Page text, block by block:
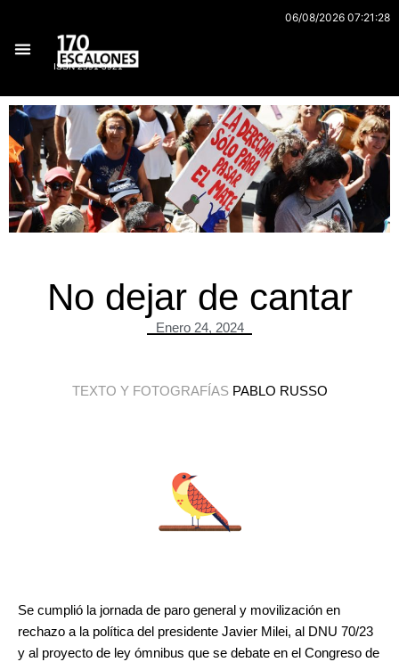
contenido
06/08/2026 07:21:28
ISSN 2591-3921
No dejar de cantar
Enero 24, 2024
TEXTO Y FOTOGRAFÍASPABLO RUSSO
Se cumplió la jornada de paro general y movilización en
rechazo a la política del presidente Javier Milei, al DNU 70/23
y al proyecto de ley ómnibus que se debate en el Congreso de